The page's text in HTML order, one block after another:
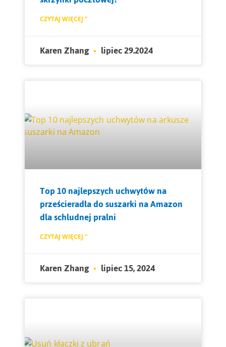
CZYTAJ WIĘCEJ "
Karen Zhang lipiec 29.2024
Top 10 najlepszych uchwytów na
prześcieradła do suszarki na Amazon
dla schludnej pralni
CZYTAJ WIĘCEJ "
Karen Zhang lipiec 15, 2024